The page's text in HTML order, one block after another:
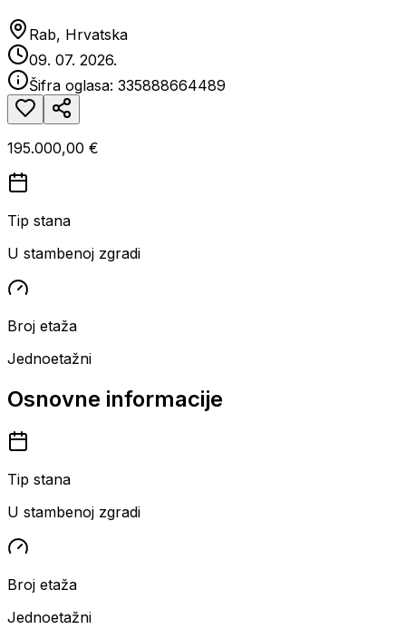
Rab, Hrvatska
09. 07. 2026.
Šifra oglasa: 335888664489
195.000,00 €
Tip stana
U stambenoj zgradi
Broj etaža
Jednoetažni
Osnovne informacije
Tip stana
U stambenoj zgradi
Broj etaža
Jednoetažni